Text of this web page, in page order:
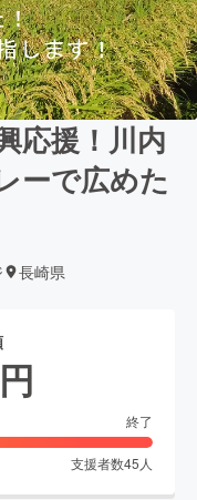
応援！川内
ーで広めた
長崎県
円
終了
支援者数45 人